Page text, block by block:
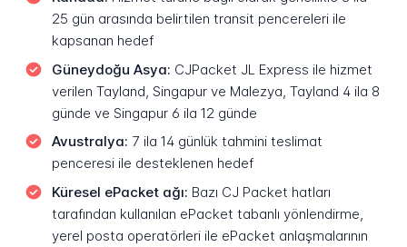
25 gün arasında belirtilen transit pencereleri ile
kapsanan hedef
Güneydoğu Asya: CJPacket JL Express ile hizmet
verilen Tayland, Singapur ve Malezya, Tayland 4 ila 8
günde ve Singapur 6 ila 12 günde
Avustralya: 7 ila 14 günlük tahmini teslimat
penceresi ile desteklenen hedef
Küresel ePacket ağı: Bazı CJ Packet hatları
tarafından kullanılan ePacket tabanlı yönlendirme,
yerel posta operatörleri ile ePacket anlaşmalarının